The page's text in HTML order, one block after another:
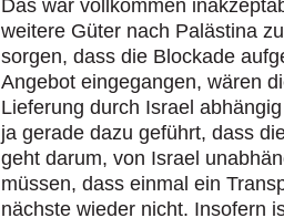
Das war vollkommen
weitere Güter nach Palästina
sorgen, dass die Blockade
Angebot eingegangen, wären
Lieferung durch Israel
ja gerade dazu geführt, dass
geht darum, von Israel
müssen, dass einmal ein
nächste wieder nicht. Insofern